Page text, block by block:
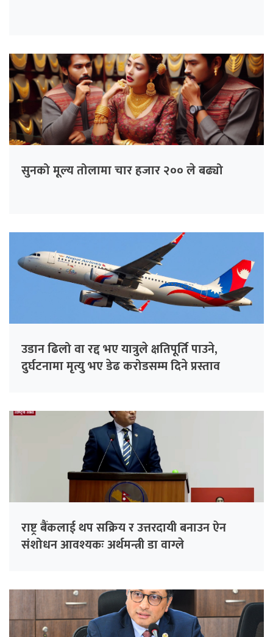
सुनको मूल्य तोलामा चार हजार २०० ले बढ्यो
उडान ढिलो वा रद्द भए यात्रुले क्षतिपूर्ति पाउने,
दुर्घटनामा मृत्यु भए डेढ करोडसम्म दिने प्रस्ताव
राष्ट्र बैंकलाई थप सक्रिय र उत्तरदायी बनाउन ऐन
संशोधन आवश्यकः अर्थमन्त्री डा वाग्ले